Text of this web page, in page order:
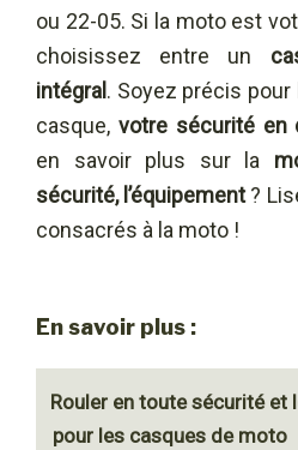
ou 22-05. Si la moto est
choisissez entre un
intégral. Soyez précis
casque, votre sécurité en
en savoir plus sur la
sécurité, l’équipement?
consacrés à la moto !
En savoir plus :
Rouler en toute sécurité et
pour les casques de moto